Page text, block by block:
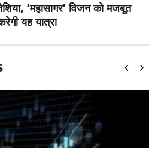
‘महासागर’ विजन को मजबूत
यह यात्रा